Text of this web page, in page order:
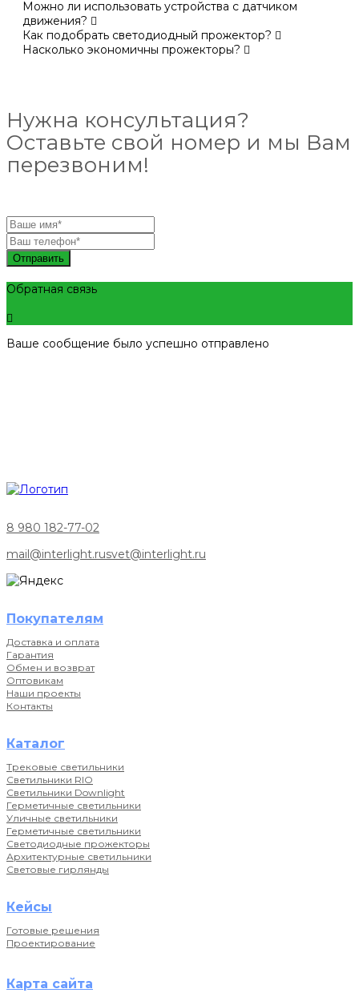
Можно ли использовать устройства с датчиком
движения?
Как подобрать светодиодный прожектор?
Насколько экономичны прожекторы?
Нужна консультация?
Оставьте свой номер и мы Вам
перезвоним!
Отправить
Обратная связь
Ваше сообщение было успешно отправлено
8 980 182-77-02
mail@interlight.rusvet@interlight.ru
Покупателям
Доставка и оплата
Гарантия
Обмен и возврат
Оптовикам
Наши проекты
Контакты
Каталог
Трековые светильники
Светильники RIO
Светильники Downlight
Герметичные светильники
Уличные светильники
Герметичные светильники
Светодиодные прожекторы
Архитектурные светильники
Световые гирлянды
Кейсы
Готовые решения
Проектирование
Карта сайта